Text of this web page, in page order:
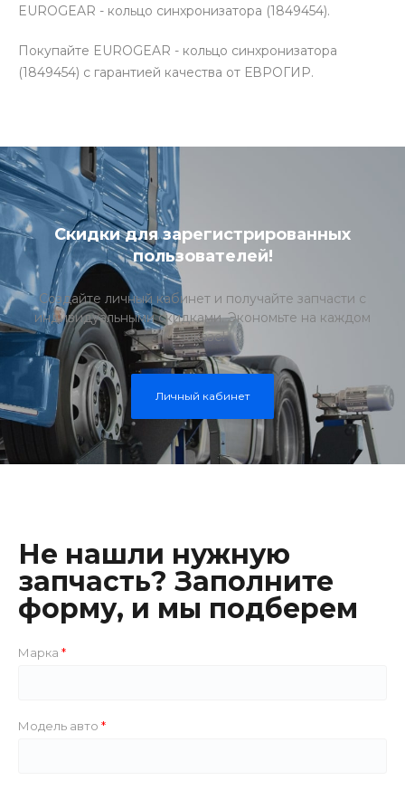
EUROGEAR - кольцо синхронизатора (1849454).
Покупайте EUROGEAR - кольцо синхронизатора
(1849454) с гарантией качества от ЕВРОГИР.
Скидки для зарегистрированных
пользователей!
Создайте личный кабинет и получайте запчасти с
индивидуальными скидками. Экономьте на каждом
заказе!
Личный кабинет
Не нашли нужную
запчасть? Заполните
форму, и мы подберем
Марка
Модель авто